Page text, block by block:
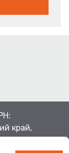
край,